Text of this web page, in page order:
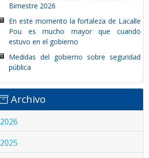
Bimestre 2026
En este momento la fortaleza de Lacalle
Pou es mucho mayor que cuando
estuvo en el gobierno
Medidas del gobierno sobre seguridad
pública
Archivo
2026
2025